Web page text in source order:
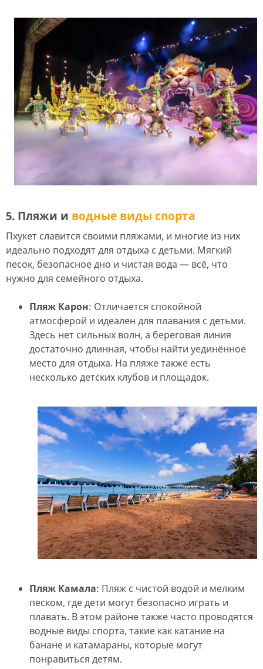
5. Пляжи и водные виды спорта
Пхукет славится своими пляжами, и многие из них
идеально подходят для отдыха с детьми. Мягкий
песок, безопасное дно и чистая вода — всё, что
нужно для семейного отдыха.
Пляж Карон: Отличается спокойной
атмосферой и идеален для плавания с детьми.
Здесь нет сильных волн, а береговая линия
достаточно длинная, чтобы найти уединённое
место для отдыха. На пляже также есть
несколько детских клубов и площадок.
Пляж Камала: Пляж с чистой водой и мелким
песком, где дети могут безопасно играть и
плавать. В этом районе также часто проводятся
водные виды спорта, такие как катание на
банане и катамараны, которые могут
понравиться детям.